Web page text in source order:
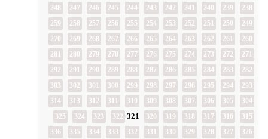
238
239
240
241
242
243
244
245
246
247
248
249
250
251
252
253
254
255
256
257
258
259
260
261
262
263
264
265
266
267
268
269
270
271
272
273
274
275
276
277
278
279
280
281
282
283
284
285
286
287
288
289
290
291
292
293
294
295
296
297
298
299
300
301
302
303
304
305
306
307
308
309
310
311
312
313
314
315
316
317
318
319
320
322
323
324
325
326
327
328
329
330
331
332
333
334
335
336